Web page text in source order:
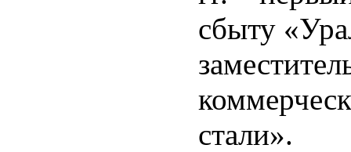
сбыту
стали».